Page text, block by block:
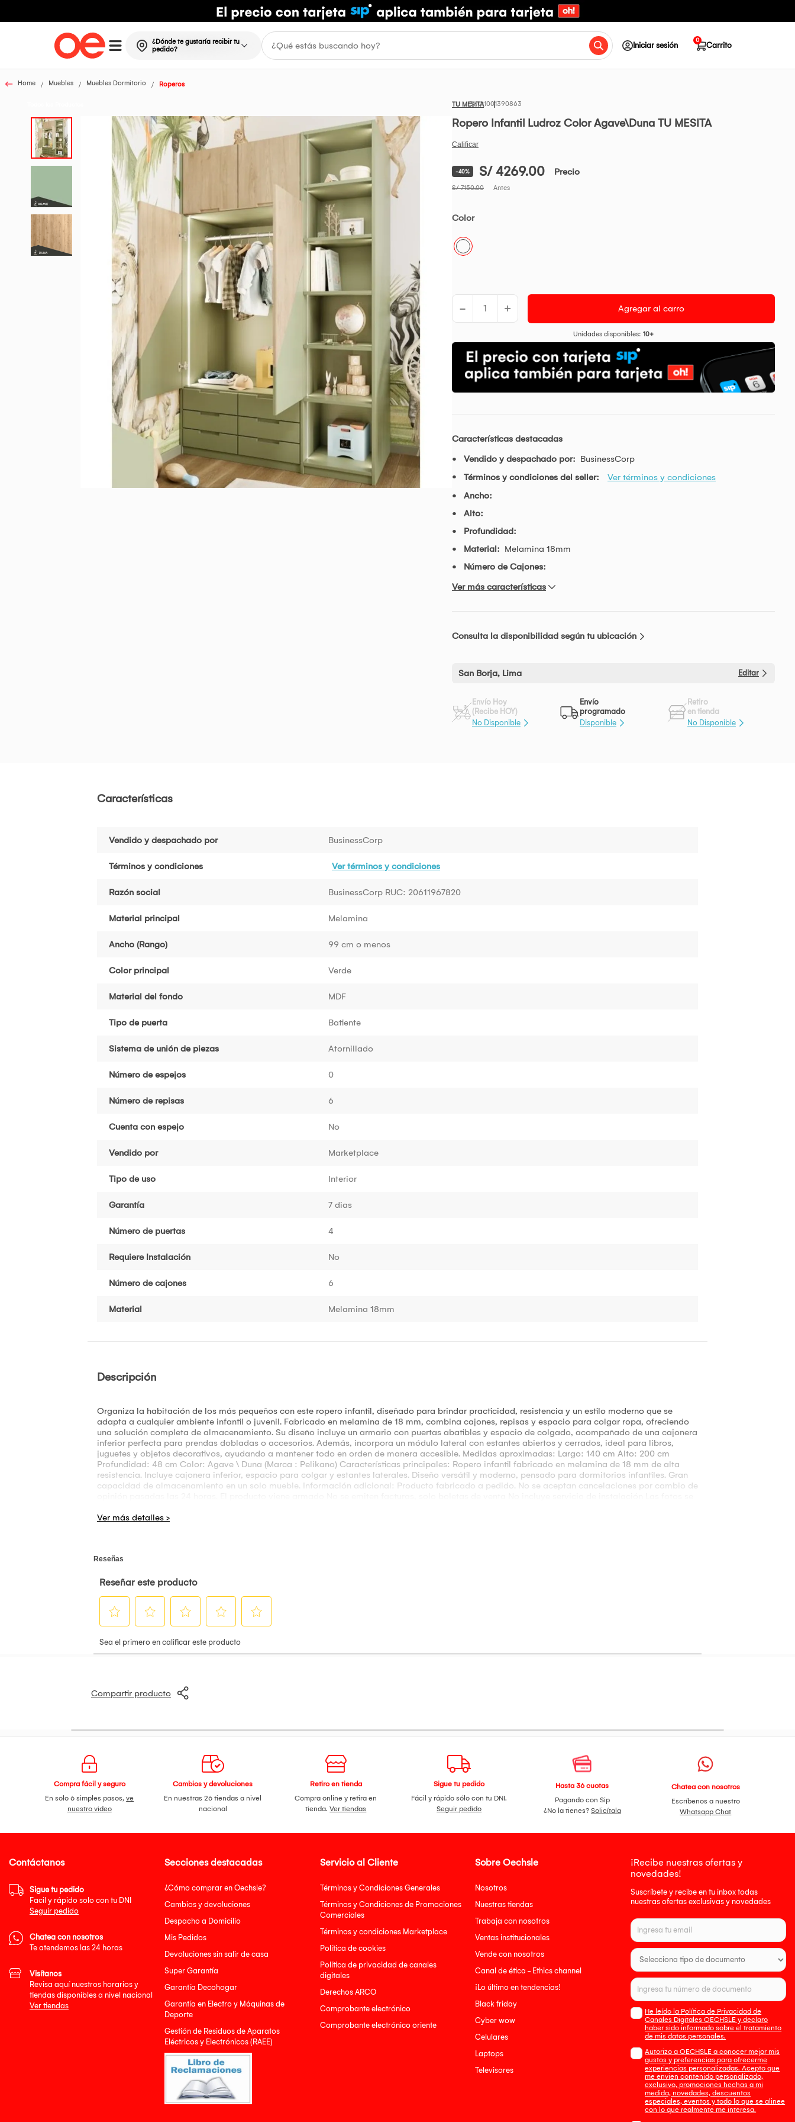
¿Dónde te gustaría recibir tu
pedido?
Iniciar sesión Carrito
0
Home Muebles Muebles Dormitorio Roperos
TU MESITA1001390863
Ropero Infantil Ludroz Color Agave\Duna TU MESITA
-40% S/ 4269.00 Precio
S/ 7150.00 Antes
Color
- + Agregar al carro
Unidades disponibles: 10+
Características destacadas
Vendido y despachado por: BusinessCorp
Términos y condiciones del seller:
Ver términos y condiciones
Ancho:
Alto:
Profundidad:
Material: Melamina 18mm
Número de Cajones:
Ver más características
Consulta la disponibilidad según tu ubicación
San Borja, Lima Editar
Envío Hoy
(Recibe HOY)
No Disponible
Envío
programado
Disponible
Retiro
en tienda
No Disponible
Características
Vendido y despachado por BusinessCorp
Términos y condiciones Ver términos y condiciones
Razón social BusinessCorp RUC: 20611967820
Material principal Melamina
Ancho (Rango) 99 cm o menos
Color principal Verde
Material del fondo MDF
Tipo de puerta Batiente
Sistema de unión de piezas Atornillado
Número de espejos 0
Número de repisas 6
Cuenta con espejo No
Vendido por Marketplace
Tipo de uso Interior
Garantía 7 dias
Número de puertas 4
Requiere Instalación No
Número de cajones 6
Material Melamina 18mm
Descripción
Organiza la habitación de los más pequeños con este ropero infantil, diseñado para brindar practicidad, resistencia y un estilo moderno que se
adapta a cualquier ambiente infantil o juvenil. Fabricado en melamina de 18 mm, combina cajones, repisas y espacio para colgar ropa, ofreciendo
una solución completa de almacenamiento. Su diseño incluye un armario con puertas abatibles y espacio de colgado, acompañado de una cajonera
inferior perfecta para prendas dobladas o accesorios. Además, incorpora un módulo lateral con estantes abiertos y cerrados, ideal para libros,
juguetes y objetos decorativos, ayudando a mantener todo en orden de manera accesible. Medidas aproximadas: Largo: 140 cm Alto: 200 cm
Profundidad: 48 cm Color: Agave \ Duna (Marca : Pelikano) Características principales: Ropero infantil fabricado en melamina de 18 mm de alta
resistencia. Incluye cajonera inferior, espacio para colgar y estantes laterales. Diseño versátil y moderno, pensado para dormitorios infantiles. Gran
capacidad de almacenamiento en un solo mueble. Información adicional: Producto fabricado a pedido. No se aceptan cancelaciones por cambio de
Compartir producto
Compra fácil y seguro
En solo 6 simples pasos,ve
nuestro video
Cambios y devoluciones
En nuestras 26 tiendas a nivel
nacional
Retiro en tienda
Compra online y retira en
tienda.Ver tiendas
Sigue tu pedido
Fácil y rápido sólo con tu DNI.
Seguir pedido
Hasta 36 cuotas
Pagando con Sip
¿No la tienes? Solicítala
Chatea con nosotros
Escríbenos a nuestro
Whatsapp Chat
Secciones destacadas
¿Cómo comprar en Oechsle?
Cambios y devoluciones
Despacho a Domicilio
Mis Pedidos
Devoluciones sin salir de casa
Super Garantía
Garantía Decohogar
Garantía en Electro y Máquinas de
Deporte
Gestión de Residuos de Aparatos
Eléctricos y Electrónicos (RAEE)
Servicio al Cliente
Términos y Condiciones Generales
Términos y Condiciones de Promociones
Comerciales
Términos y condiciones Marketplace
Política de cookies
Política de privacidad de canales
digitales
Derechos ARCO
Comprobante electrónico
Comprobante electrónico oriente
Sobre Oechsle
Nosotros
Nuestras tiendas
Trabaja con nosotros
Ventas institucionales
Vende con nosotros
Canal de ética - Ethics channel
¡Lo último en tendencias!
Black friday
Cyber wow
Celulares
Laptops
Televisores
¡Recibe nuestras ofertas y
novedades!
Suscríbete y recibe en tu inbox todas
nuestras ofertas exclusivas y novedades
He leído la Política de Privacidad de
Canales Digitales OECHSLE y declaro
haber sido informado sobre el tratamiento
de mis datos personales.
Autorizo a OECHSLE a conocer mejor mis
gustos y preferencias para ofrecerme
experiencias personalizadas. Acepto que
me envien contenido personalizado,
exclusivo, promociones hechas a mi
medida, novedades, descuentos
especiales, eventos y todo lo que se alinee
con lo que realmente me interesa.
Contáctanos
Sigue tu pedido
Facil y rápido solo con tu DNI
Seguir pedido
Chatea con nosotros
Te atendemos las 24 horas
Visítanos
Revisa aquí nuestros horarios y
tiendas disponibles a nivel nacional
Ver tiendas